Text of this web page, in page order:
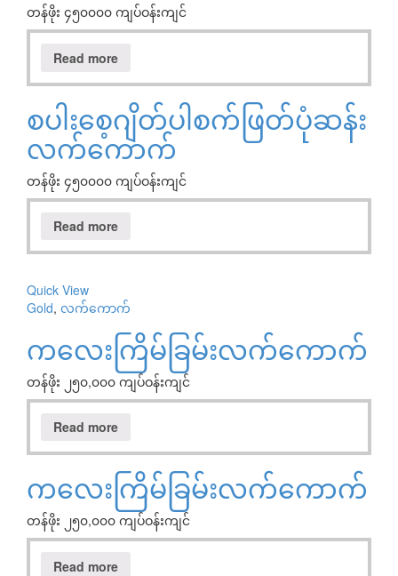
တန်ဖိုး ၄၅၀၀၀၀ ကျပ်ဝန်းကျင်
Read more
စပါးစေ့ဂျိတ်ပါစက်ဖြတ်ပုံဆန်း
လက်ကောက်
တန်ဖိုး ၄၅၀၀၀၀ ကျပ်ဝန်းကျင်
Read more
Quick View
Gold, လက်ကောက်
ကလေးကြိမ်ခြမ်းလက်ကောက်
တန်ဖိုး ၂၅၀,၀၀၀ ကျပ်ဝန်းကျင်
Read more
ကလေးကြိမ်ခြမ်းလက်ကောက်
တန်ဖိုး ၂၅၀,၀၀၀ ကျပ်ဝန်းကျင်
Read more